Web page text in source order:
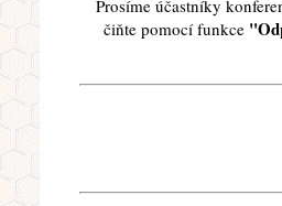
Prosíme účastníky
čiňte pomocí funkce